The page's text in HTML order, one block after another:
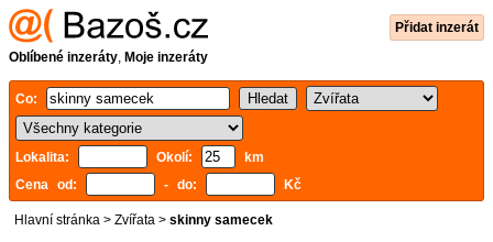
Přidat inzerát
Oblíbené inzeráty, Moje inzeráty
Co:
Lokalita: Okolí:
km
Cena od:
- do: Kč
Hlavní stránka > Zvířata > skinny samecek